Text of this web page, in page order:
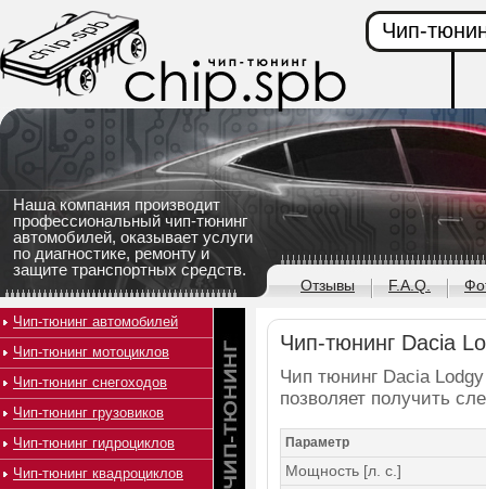
Наша компания производит
профессиональный чип-тюнинг
автомобилей, оказывает услуги
по диагностике, ремонту и
защите транспортных средств.
Чип-
Отзывы F.A.Q.
Чип-тюнинг Dacia
Чип тюнинг Dacia
позволяет получить
Параметр
Мощность [л. с.]
Чип-тюнинг автомобилей
Чип-тюнинг мотоциклов
Чип-тюнинг снегоходов
Чип-тюнинг грузовиков
Чип-тюнинг гидроциклов
Чип-тюнинг квадроциклов